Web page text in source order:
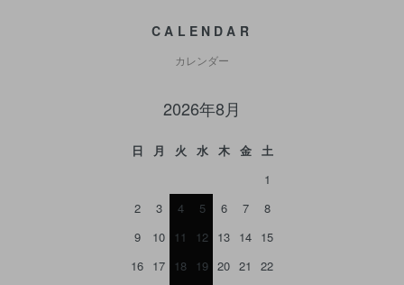
CALENDAR
カレンダー
2026年8月
日 月 火 水 木 金
土
1
2
3 4 5 6 7
8
9
10 11 12 13 14 15
16 17 18 19 20 21
22